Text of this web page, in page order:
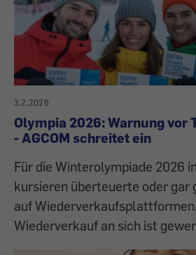
3.2.2026
Olympia 2026: Warnung vor
- AGCOM schreitet ein
Für die Winterolympiade 2026
kursieren überteuerte oder
auf
Wiederverkauf an sich ist